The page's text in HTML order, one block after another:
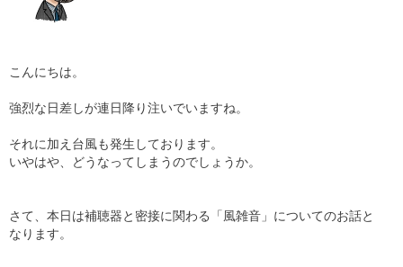
こんにちは。
強烈な日差しが連日降り注いでいますね。
それに加え台風も発生しております。
いやはや、どうなってしまうのでしょうか。
さて、本日は補聴器と密接に関わる「風雑音」についてのお話と
なります。